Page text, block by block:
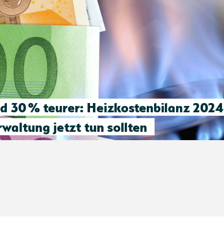
jetzt tun sollten
30 % teurer: Heizkostenbilanz 2024